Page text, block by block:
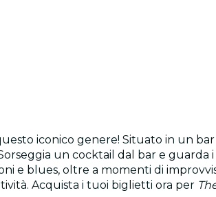
iconico genere! Situato in un
un cocktail dal bar e
e blues, oltre a momenti di
Acquista i tuoi biglietti ora per